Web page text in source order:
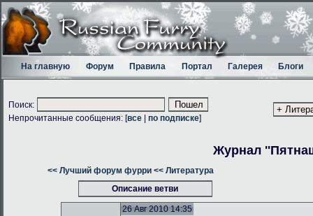
На главную Форум Правила Портал Галерея Блоги
Поиск:
Непрочитанные сообщения: [все по подписке]
Журнал
<< Лучший форум фурри << Литература
Описание ветви
26 Авг 2010 14:35